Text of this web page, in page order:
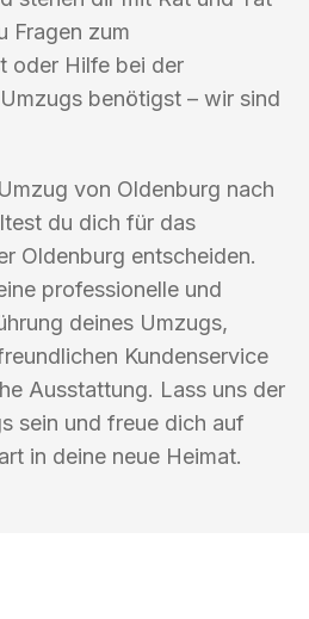
Fragen zum
oder Hilfe bei der
benötigst – wir sind
von Oldenburg nach
du dich für das
Oldenburg entscheiden.
professionelle und
deines Umzugs,
Kundenservice
Ausstattung. Lass uns der
sein und freue dich auf
in deine neue Heimat.